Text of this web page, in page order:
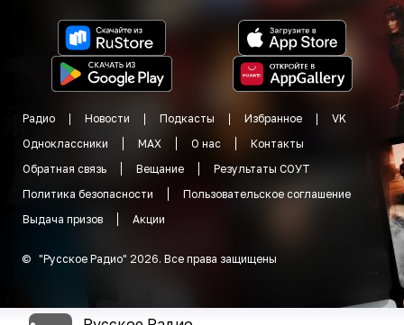
Радио Новости Подкасты Избранное
VK
Одноклассники
MAX О нас
Контакты
Обратная связь
Вещание
Результаты СОУТ
Политика безопасности
Пользовательское соглашение
Выдача призов
Акции
© "Русское Радио" 2026. Все права защищены